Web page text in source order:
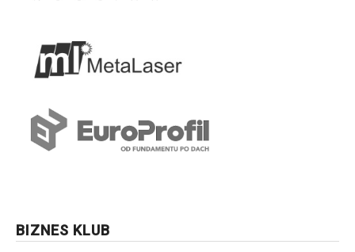
BIZNES KLUB